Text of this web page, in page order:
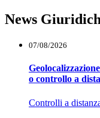
News
07/08/2026
o controllo a
Controlli a